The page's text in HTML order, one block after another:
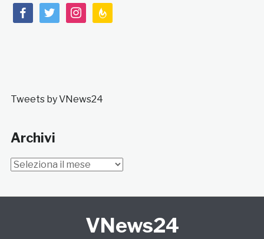
facebooktwitterinstagramfeedburner
Tweets by VNews24
Archivi
Archivi
VNews24